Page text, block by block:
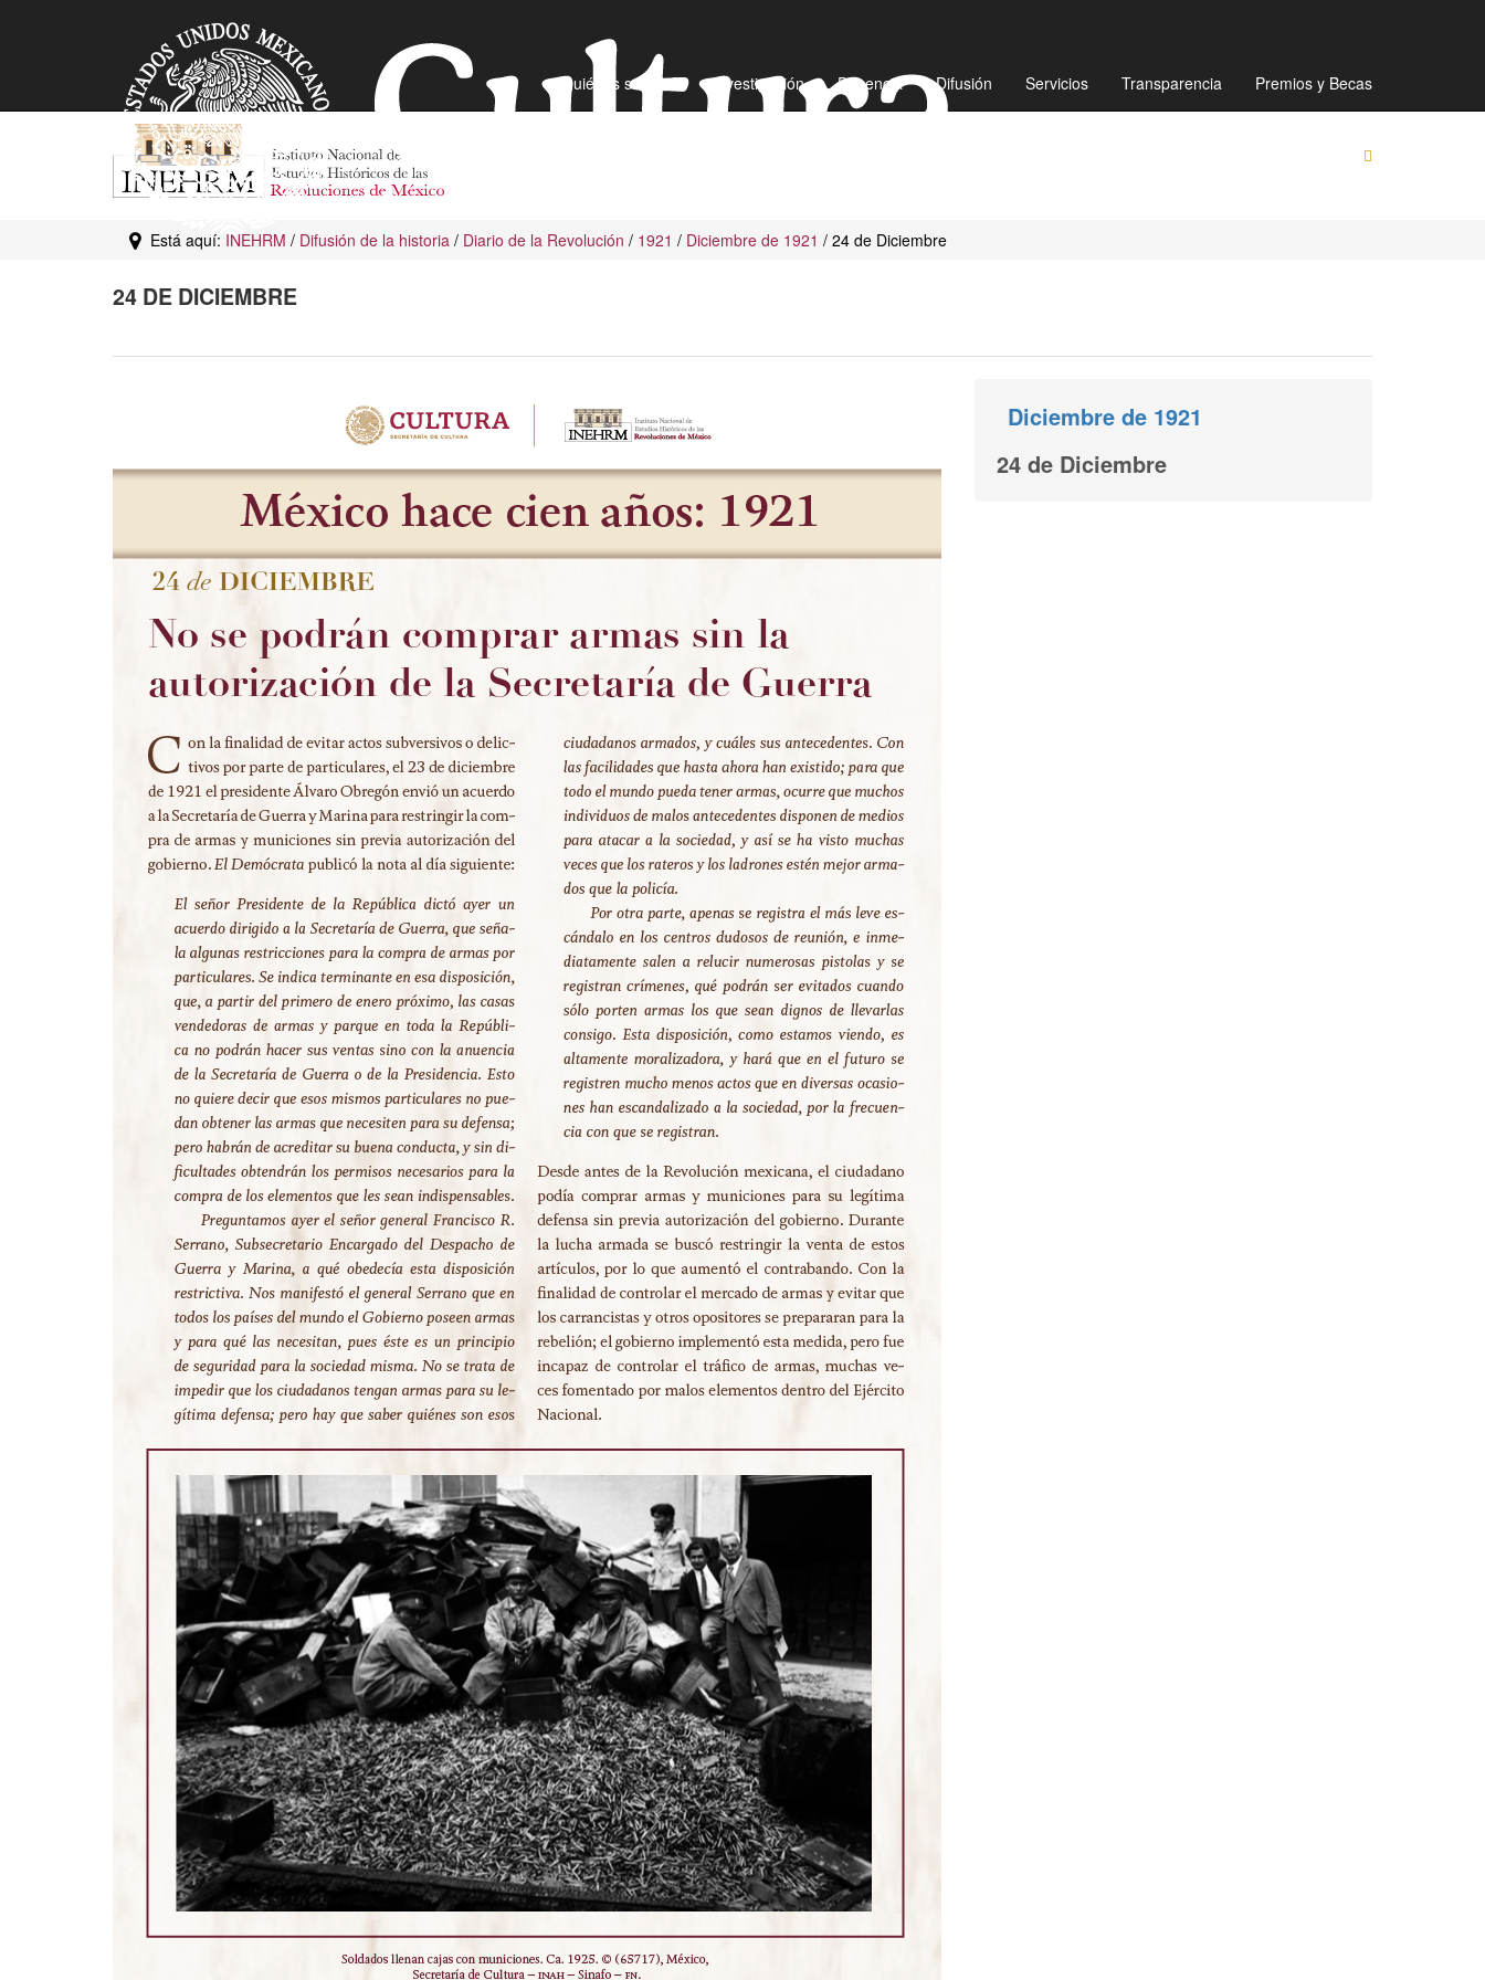
¿Quiénes somos? Investigación Docencia Difusión Servicios Transparencia Premios y Becas
Mapa de sitio Directorio Preguntas Frecuentes
Está aquí: INEHRM / Difusión de la historia / Diario de la Revolución / 1921 / Diciembre de 1921 / 24 de Diciembre
24 DE DICIEMBRE
Diciembre de 1921
24 de Diciembre